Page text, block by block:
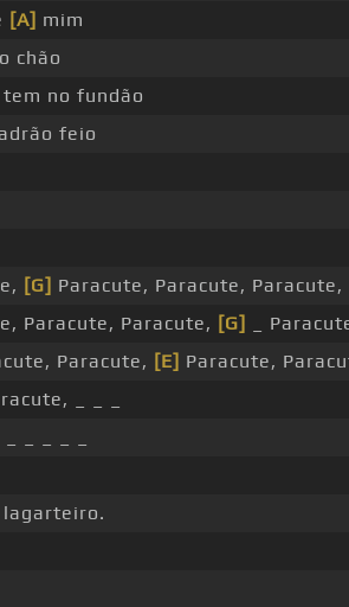
[A] mim
chão
no fundão
feio
[G] Paracute, Paracute,
Paracute, Paracute, [G]
_
Paracute, [E] Paracute,
_ _ _
_ _ _ _
lagarteiro.